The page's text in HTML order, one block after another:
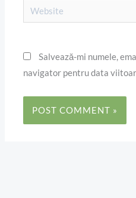
Website
Salvează-mi numele,
navigator pentru data